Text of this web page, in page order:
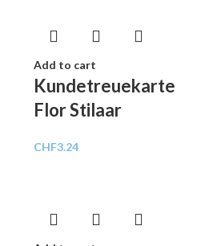
Add to cart
Kundetreuekarte
Flor Stilaar
CHF3.24